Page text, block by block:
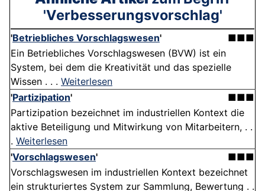
'Verbesserungsvorschlag'
'Betriebliches Vorschlagswesen'
■■■
Ein Betriebliches Vorschlagswesen (BVW) ist ein
System, bei dem die Kreativität und das spezielle
Wissen . . . Weiterlesen
'Partizipation'
■■■
Partizipation bezeichnet im industriellen Kontext die
aktive Beteiligung und Mitwirkung von Mitarbeitern, . .
. Weiterlesen
'Vorschlagswesen'
■■■
Vorschlagswesen im industriellen Kontext bezeichnet
ein strukturiertes System zur Sammlung, Bewertung . .